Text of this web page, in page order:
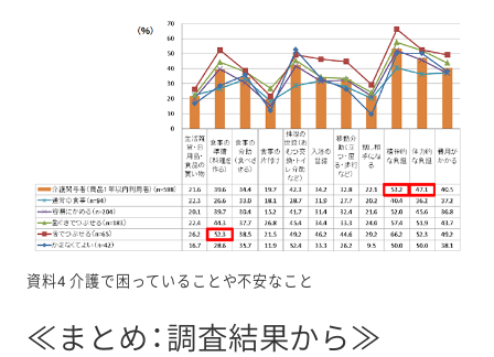
資料4 介護で困っていることや不安なこと
≪まとめ：調査結果から≫